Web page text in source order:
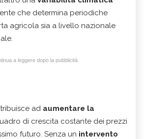
che determina periodiche
agricola sia a livello nazionale
a leggere dopo la pubblicità
ad aumentare la
di crescita costante dei prezzi
futuro. Senza un intervento